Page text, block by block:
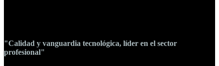
"Calidad y vanguardia tecnológica, líder en el sector
profesional"